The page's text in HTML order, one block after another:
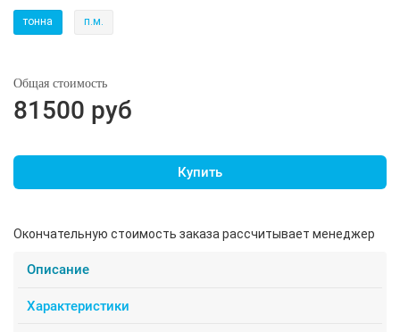
тонна п.м.
Общая стоимость
81500 руб
Купить
Окончательную стоимость заказа рассчитывает менеджер
Описание
Характеристики